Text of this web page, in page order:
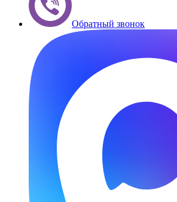
Обратный звонок